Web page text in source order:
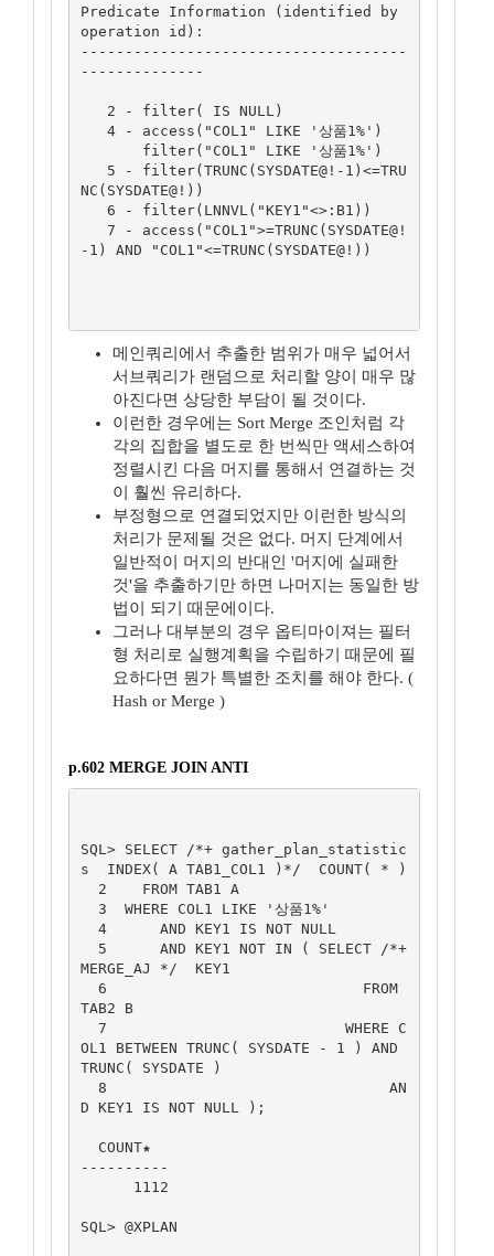
Predicate Information (identified by
operation id):
-------------------------------------
--------------
NC(SYSDATE@!))
-1) AND "COL1"<=TRUNC(SYSDATE@!))
메인쿼리에서 추출한 범위가 매우 넓어서
서브쿼리가 랜덤으로 처리할 양이 매우 많
아진다면 상당한 부담이 될 것이다.
이런한 경우에는 Sort Merge 조인처럼 각
각의 집합을 별도로 한 번씩만 액세스하여
정렬시킨 다음 머지를 통해서 연결하는 것
이 훨씬 유리하다.
부정형으로 연결되었지만 이런한 방식의
처리가 문제될 것은 없다. 머지 단계에서
일반적이 머지의 반대인 '머지에 실패한
것'을 추출하기만 하면 나머지는 동일한 방
법이 되기 때문에이다.
그러나 대부분의 경우 옵티마이져는 필터
형 처리로 실행계획을 수립하기 때문에 필
요하다면 뭔가 특별한 조치를 해야 한다. (
Hash or Merge )
p.602 MERGE JOIN ANTI
SQL> SELECT /*+ gather_plan_statistic
s  INDEX( A TAB1_COL1 )*/  COUNT( * )
MERGE_AJ */  KEY1
TAB2 B
OL1 BETWEEN TRUNC( SYSDATE - 1 ) AND
TRUNC( SYSDATE )
D KEY1 IS NOT NULL );
----------
SQL> @XPLAN